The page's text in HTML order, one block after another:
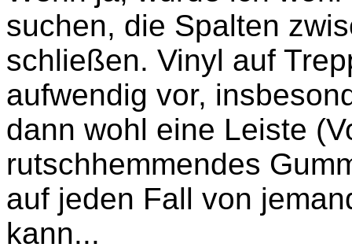
suchen, die Spalten
schließen. Vinyl auf
aufwendig vor,
dann wohl eine Leiste
rutschhemmendes
auf jeden Fall von
kann...